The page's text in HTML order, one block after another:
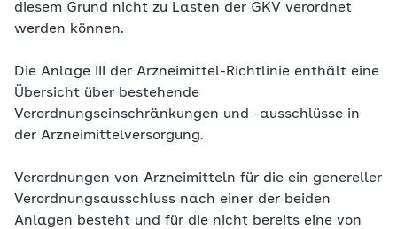
diesem Grund nicht zu Lasten der GKV verordnet
werden können.
Die Anlage III der Arzneimittel-Richtlinie enthält eine
Übersicht über bestehende
Verordnungseinschränkungen und -ausschlüsse in
der Arzneimittelversorgung.
Verordnungen von Arzneimitteln für die ein genereller
Verordnungsausschluss nach einer der beiden
Anlagen besteht und für die nicht bereits eine von